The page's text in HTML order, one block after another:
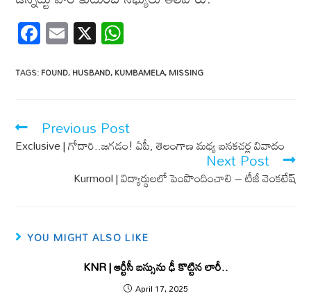
F
ac
e
o
o
E
m
ail
X
at
A
p
p
TAGS:FOUND,HUSBAND,KUMBAMELA,MISSING
Previous Post
Exclusive | గోదారి..జగడం! ఏపీ, తెలంగాణ మ‌ధ్య బ‌న‌క‌చ‌ర్ల వివాదం
Next Post
Kurmool | విద్యార్థులలో పెంపొందించాలి – టీజీ వెంకటేష్
YOU MIGHT ALSO LIKE
KNR | ఆర్టీసీ బస్సును ఢీ కొట్టిన లారీ..
April 17, 2025